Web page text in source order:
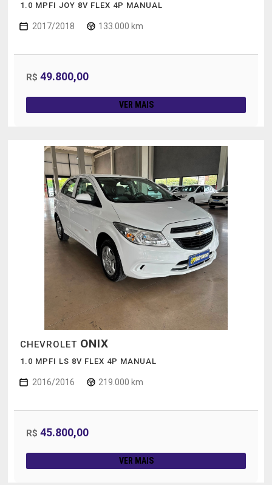
1.0 MPFI JOY 8V FLEX 4P MANUAL
2017/2018 133.000 km
R$ 49.800,00
VER MAIS
CHEVROLET ONIX
1.0 MPFI LS 8V FLEX 4P MANUAL
2016/2016 219.000 km
R$ 45.800,00
VER MAIS